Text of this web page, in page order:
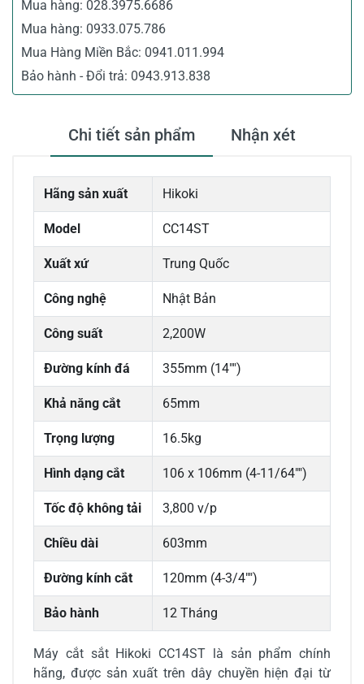
Mua hàng: 028.3975.6686
Mua hàng: 0933.075.786
Mua Hàng Miền Bắc: 0941.011.994
Bảo hành - Đổi trả: 0943.913.838
Chi tiết sản phẩm Nhận xét
Hãng sản xuất Hikoki
Model CC14ST
Xuất xứ Trung Quốc
Công nghệ Nhật Bản
Công suất 2,200W
Đường kính đá 355mm (14"")
Khả năng cắt 65mm
Trọng lượng 16.5kg
Hình dạng cắt 106 x 106mm (4-11/64"")
Tốc độ không tải 3,800 v/p
Chiều dài 603mm
Đường kính cắt 120mm (4-3/4"")
Bảo hành 12 Tháng
Máy cắt sắt Hikoki CC14ST là sản phẩm chính
hãng, được sản xuất trên dây chuyền hiện đại từ